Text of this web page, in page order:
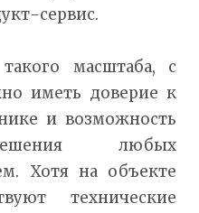
сервис.
масштаба, с
иметь доверие к
и возможность
любых
Хотя на объекте
технические